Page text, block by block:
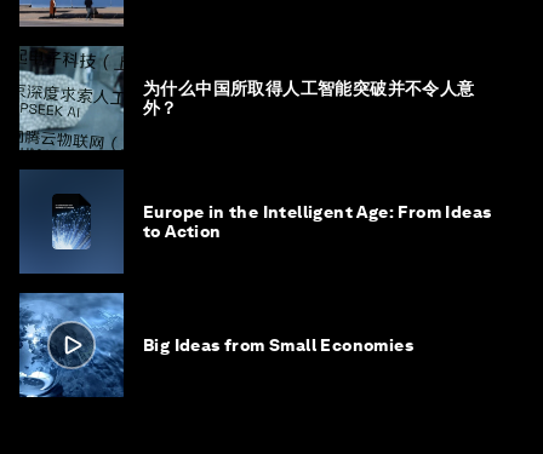
为什么中国所取得人工智能突破并不令人意
外？
Europe in the Intelligent Age: From Ideas
to Action
Big Ideas from Small Economies